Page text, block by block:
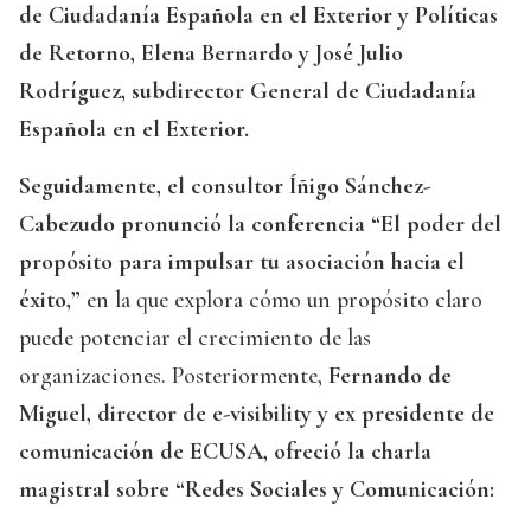
de Ciudadanía Española en el Exterior y Políticas
de Retorno, Elena Bernardo y José Julio
Rodríguez, subdirector General de Ciudadanía
Española en el Exterior.
Seguidamente, el consultor Íñigo Sánchez-
Cabezudo pronunció la conferencia “El poder del
propósito para impulsar tu asociación hacia el
éxito,” en la que explora cómo un propósito claro
puede potenciar el crecimiento de las
organizaciones. Posteriormente, Fernando de
Miguel, director de e-visibility y ex presidente de
comunicación de ECUSA, ofreció la charla
magistral sobre “Redes Sociales y Comunicación: